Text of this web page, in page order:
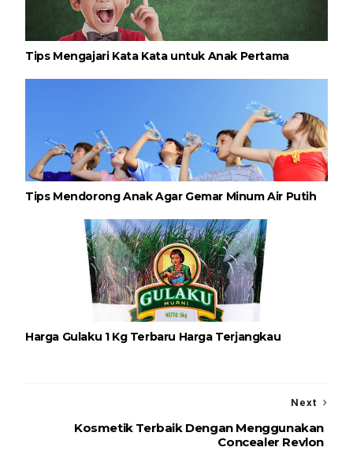
Tips Mengajari Kata Kata untuk Anak Pertama
Tips Mendorong Anak Agar Gemar Minum Air Putih
Harga Gulaku 1 Kg Terbaru Harga Terjangkau
Next
Kosmetik Terbaik Dengan Menggunakan
Concealer Revlon